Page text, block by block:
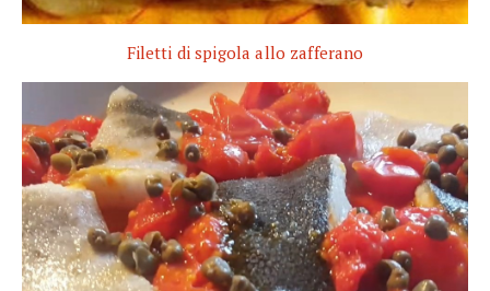
Filetti di spigola allo zafferano